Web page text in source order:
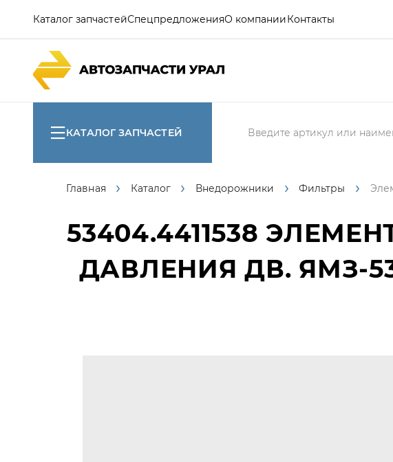
Каталог запчастейСпецпредложенияО компанииКонтакты
КАТАЛОГ ЗАПЧАСТЕЙ
Главная Каталог Внедорожники Фильтры
53404.4411538
ДАВЛЕНИЯ ДВ. ЯМЗ-